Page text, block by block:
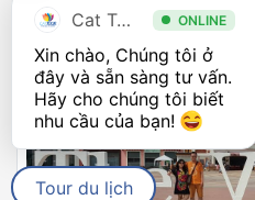
The
Cat Tour ONLINE
Xin chào, Chúng tôi ở
đây và sẵn sàng tư vấn.
Hãy cho chúng tôi biết
nhu cầu của bạn!
Tour du lịch